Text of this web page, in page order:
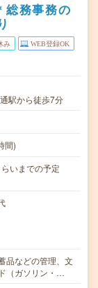
総務事務の
み WEB登録OK
駅から徒歩7分
間)
いまでの予定
などの管理、文
（ガソリン・…